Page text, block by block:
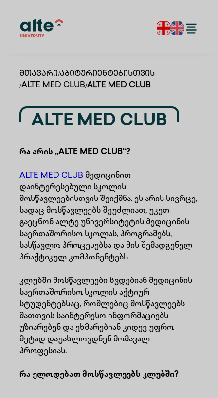
Მთავარი/Აბიტურიენტებისთვის
/ALTE MED CLUB/ALTE MED CLUB
ALTE MED CLUB
რა არის „ALTE MED CLUB“?
ALTE MED CLUB მედიცინით
დაინტერესებული სკოლის
მოსწავლეებისთვის შეიქმნა. ეს არის სივრცე,
სადაც მოსწავლეებს შეუძლიათ, უკეთ
გაეცნონ ალტე უნივერსიტეტის მედიცინის
საერთაშორისო სკოლას, პროგრამებს,
სასწავლო პროცესებსა და მის შემადგენელ
პრაქტიკულ კომპონენტებს.
კლუბში მოსწავლეები ხვდებიან მედიცინის
საერთაშორისო სკოლის აქტიურ
სტუდენტებსაც, რომლებიც მოსწავლეებს
მათთვის საინტერესო ინფორმაციებს
უზიარებენ და ეხმარებიან კიდევ უფრო
მეტად დაუახლოვდნენ მომავალ
პროფესიას.
რა ელოდებათ მოსწავლეებს კლუბში?